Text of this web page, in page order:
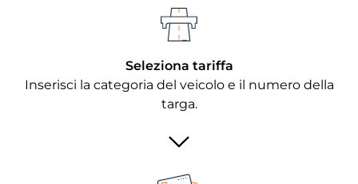
Seleziona tariffa
Inserisci la categoria del veicolo e il numero della
targa.